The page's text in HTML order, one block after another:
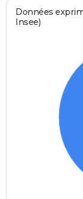
Données
Insee)